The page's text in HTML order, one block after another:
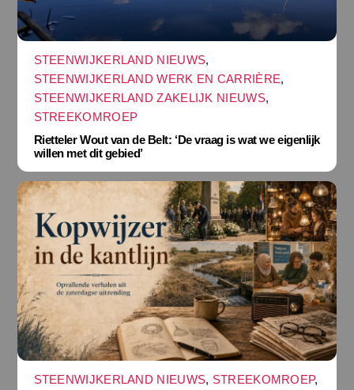
STEENWIJKERLAND NIEUWS,
STEENWIJKERLAND WERK EN CARRIÈRE,
STEENWIJKERLAND ZAKELIJK NIEUWS,
STREEKOMROEP
Rietteler Wout van de Belt: ‘De vraag is wat we eigenlijk
willen met dit gebied’
STEENWIJKERLAND NIEUWS, STREEKOMROEP,